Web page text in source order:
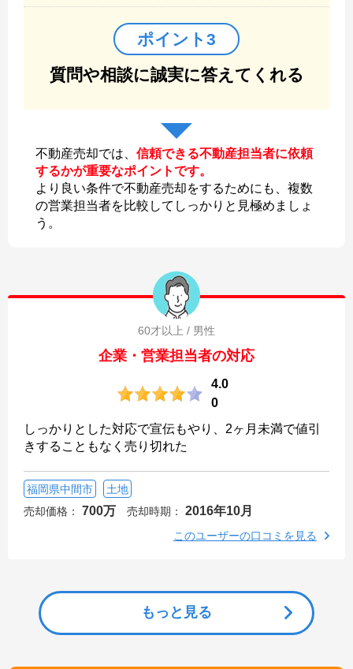
ポイント3
質問や相談に誠実に答えてくれる
不動産売却では、 信頼できる不動産担当者に依頼
するかが重要なポイントです。
より良い条件で不動産売却をするためにも、複数
の営業担当者を比較してしっかりと見極めましょ
う。
60才以上 / 男性
企業・営業担当者の対応
4.0
0
しっかりとした対応で宣伝もやり、2ヶ月未満で値引
きすることもなく売り切れた
福岡県中間市
土地
売却価格：
700万 売却時期： 2016年10月
このユーザーの口コミを見る
もっと見る